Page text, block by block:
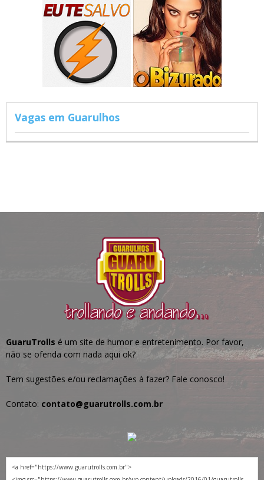
Vagas em Guarulhos
GuaruTrolls é um site de humor e entretenimento. Por favor,
não se ofenda com nada aqui ok?
Tem sugestões e/ou reclamações à fazer? Fale conosco!
Contato: contato@guarutrolls.com.br